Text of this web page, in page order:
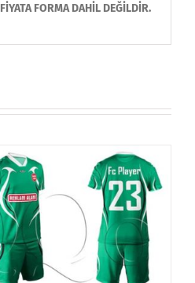
FORMA DAHİL DEĞİLDİR.